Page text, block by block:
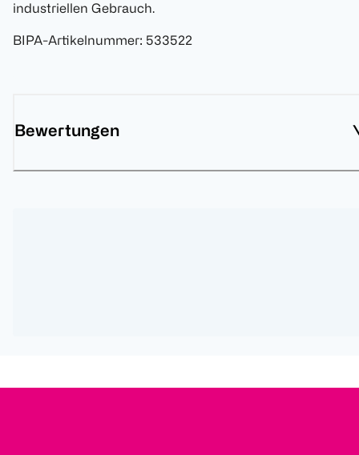
industriellen Gebrauch.
BIPA-Artikelnummer: 533522
Bewertungen